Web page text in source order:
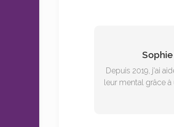
Depuis 2019, j'ai
leur mental grâce